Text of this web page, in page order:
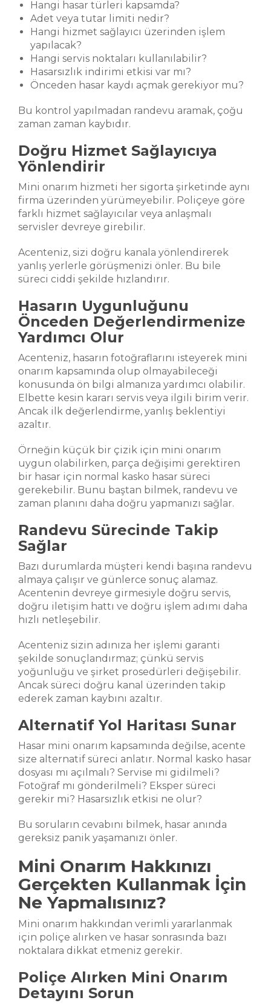
Hangi hasar türleri kapsamda?
Adet veya tutar limiti nedir?
Hangi hizmet sağlayıcı üzerinden işlem
yapılacak?
Hangi servis noktaları kullanılabilir?
Hasarsızlık indirimi etkisi var mı?
Önceden hasar kaydı açmak gerekiyor mu?
Bu kontrol yapılmadan randevu aramak, çoğu
zaman zaman kaybıdır.
Doğru Hizmet Sağlayıcıya
Yönlendirir
Mini onarım hizmeti her sigorta şirketinde aynı
firma üzerinden yürümeyebilir. Poliçeye göre
farklı hizmet sağlayıcılar veya anlaşmalı
servisler devreye girebilir.
Acenteniz, sizi doğru kanala yönlendirerek
yanlış yerlerle görüşmenizi önler. Bu bile
süreci ciddi şekilde hızlandırır.
Hasarın Uygunluğunu
Önceden Değerlendirmenize
Yardımcı Olur
Acenteniz, hasarın fotoğraflarını isteyerek mini
onarım kapsamında olup olmayabileceği
konusunda ön bilgi almanıza yardımcı olabilir.
Elbette kesin kararı servis veya ilgili birim verir.
Ancak ilk değerlendirme, yanlış beklentiyi
azaltır.
Örneğin küçük bir çizik için mini onarım
uygun olabilirken, parça değişimi gerektiren
bir hasar için normal kasko hasar süreci
gerekebilir. Bunu baştan bilmek, randevu ve
zaman planını daha doğru yapmanızı sağlar.
Randevu Sürecinde Takip
Sağlar
Bazı durumlarda müşteri kendi başına randevu
almaya çalışır ve günlerce sonuç alamaz.
Acentenin devreye girmesiyle doğru servis,
doğru iletişim hattı ve doğru işlem adımı daha
hızlı netleşebilir.
Acenteniz sizin adınıza her işlemi garanti
şekilde sonuçlandırmaz; çünkü servis
yoğunluğu ve şirket prosedürleri değişebilir.
Ancak süreci doğru kanal üzerinden takip
ederek zaman kaybını azaltır.
Alternatif Yol Haritası Sunar
Hasar mini onarım kapsamında değilse, acente
size alternatif süreci anlatır. Normal kasko hasar
dosyası mı açılmalı? Servise mi gidilmeli?
Fotoğraf mı gönderilmeli? Eksper süreci
gerekir mi? Hasarsızlık etkisi ne olur?
Bu soruların cevabını bilmek, hasar anında
gereksiz panik yaşamanızı önler.
Mini Onarım Hakkınızı
Gerçekten Kullanmak İçin
Ne Yapmalısınız?
Mini onarım hakkından verimli yararlanmak
için poliçe alırken ve hasar sonrasında bazı
noktalara dikkat etmeniz gerekir.
Poliçe Alırken Mini Onarım
Detayını Sorun